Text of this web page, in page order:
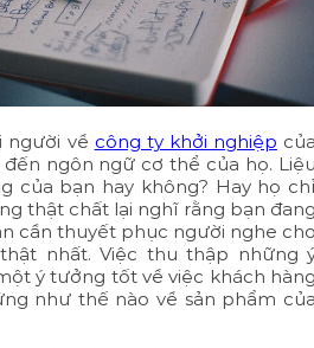
người về công ty khởi nghiệp
ngôn ngữ cơ thể của họ.
của bạn hay không? Hay họ
thật chất lại nghĩ rằng bạn
cần thuyết phục người nghe
nhất. Việc thu thập những
ý tưởng tốt về việc khách
như thế nào về sản phẩm